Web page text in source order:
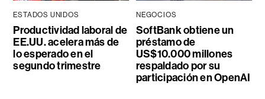
ESTADOS UNIDOS
Productividad laboral de
EE.UU. acelera más de
lo esperado en el
segundo trimestre
NEGOCIOS
SoftBank obtiene un
préstamo de
US$10.000 millones
respaldado por su
participación en OpenAI